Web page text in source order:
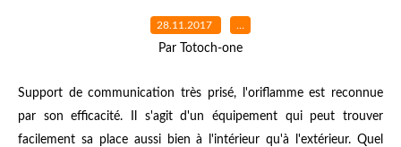
28.11.2017 …
Par Totoch-one
Support de communication très prisé, l'oriflamme est reconnue
par son efficacité. Il s'agit d'un équipement qui peut trouver
facilement sa place aussi bien à l'intérieur qu'à l'extérieur. Quel